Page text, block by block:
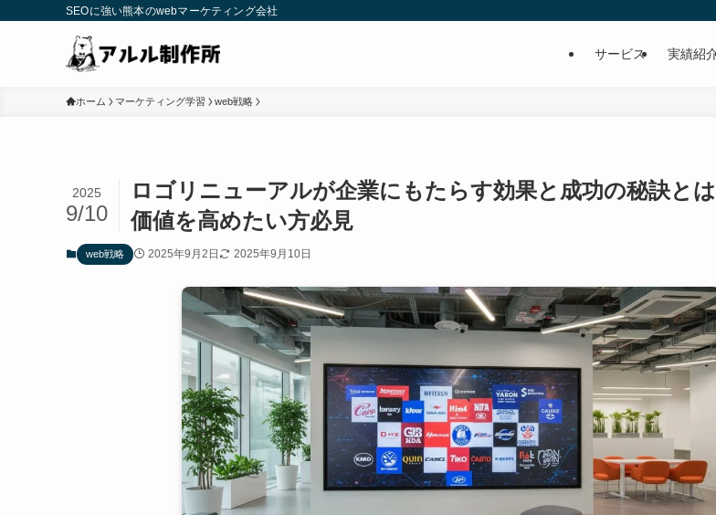
SEOに強い熊本のwebマーケティング会社
サービス 実績紹
ホーム マーケティング学習 web戦略
ロゴリニューアルが企業にもたらす効果と成功の秘訣と
価値を高めたい方必見
2025
9/10
web戦略 2025年9月2日 2025年9月10日